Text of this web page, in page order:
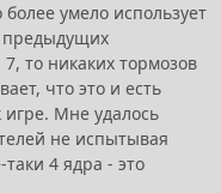
умело использует
предыдущих
то никаких тормозов
что это и есть
Мне удалось
не испытывая
4 ядра - это